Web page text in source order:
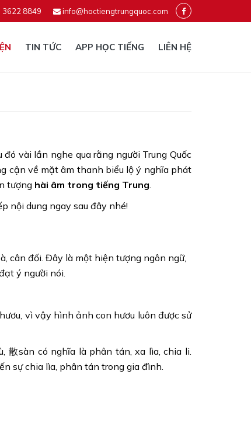
3622 8849 info@hoctiengtrungquoc.com
TIN TỨC APP HỌC TIẾNG LIÊN HỆ
vài lần nghe qua rằng người Trung Quốc
cận về mặt âm thanh biểu lộ ý nghĩa phát
tượng hài âm trong tiếng Trung.
nội dung ngay sau đây nhé!
cân đối. Đây là một hiện tượng ngôn ngữ,
ý người nói.
vì vậy hình ảnh con hươu luôn được sử
散sàn có nghĩa là phân tán, xa lìa, chia li.
sự chia lìa, phân tán trong gia đình.